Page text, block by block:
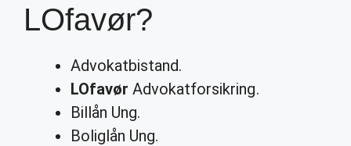
LOfavør?
Advokatbistand.
LOfavør Advokatforsikring.
Billån Ung.
Boliglån Ung.